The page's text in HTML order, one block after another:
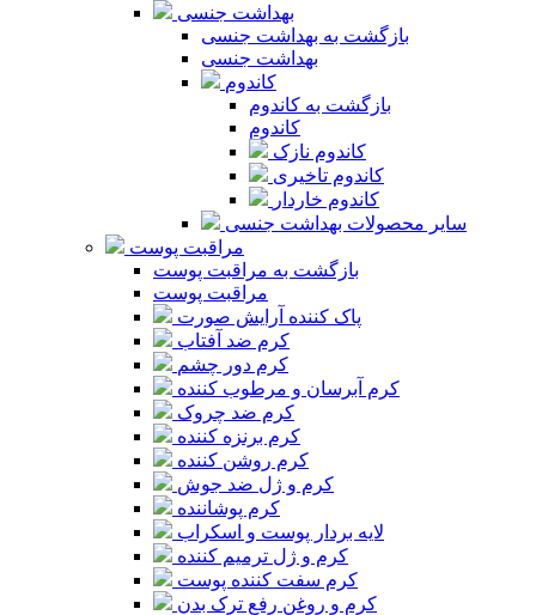
بهداشت جنسی
بازگشت به بهداشت جنسی
بهداشت جنسی
کاندوم
بازگشت به کاندوم
کاندوم
کاندوم نازک
کاندوم تاخیری
کاندوم خاردار
سایر محصولات بهداشت جنسی
مراقبت پوست
بازگشت به مراقبت پوست
مراقبت پوست
پاک کننده آرایش صورت
کرم ضد آفتاب
کرم دور چشم
کرم آبرسان و مرطوب کننده
کرم ضد چروک
کرم برنزه کننده
کرم روشن کننده
کرم و ژل ضد جوش
کرم پوشاننده
لایه بردار پوست و اسکراب
کرم و ژل ترمیم کننده
کرم سفت کننده پوست
کرم و روغن رفع ترک بدن